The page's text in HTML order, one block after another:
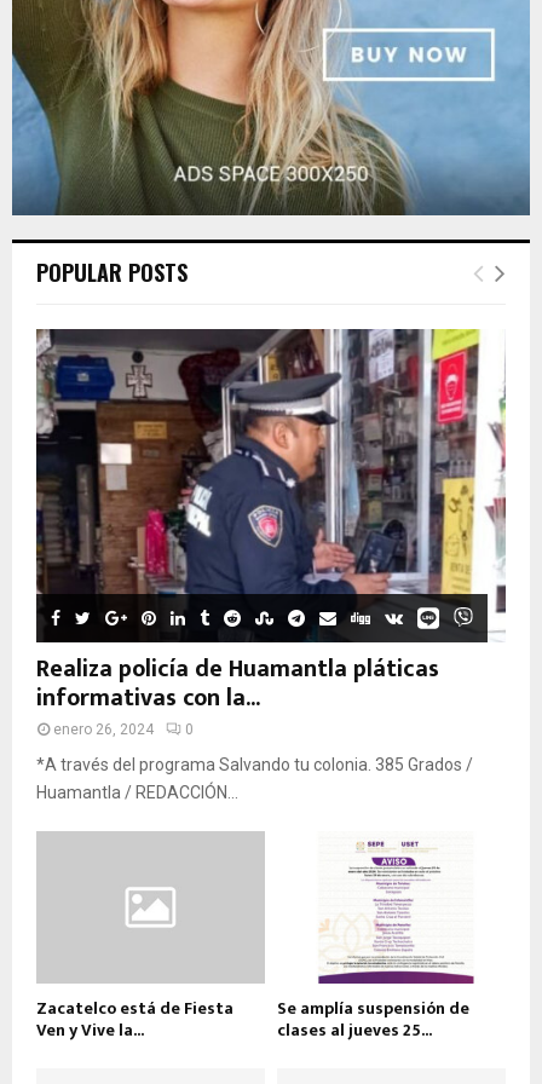
POPULAR POSTS
Realiza policía de Huamantla pláticas
informativas con la...
enero 26, 2024 0
*A través del programa Salvando tu colonia. 385 Grados /
Huamantla / REDACCIÓN...
Zacatelco está de Fiesta
Ven y Vive la...
Se amplía suspensión de
clases al jueves 25...